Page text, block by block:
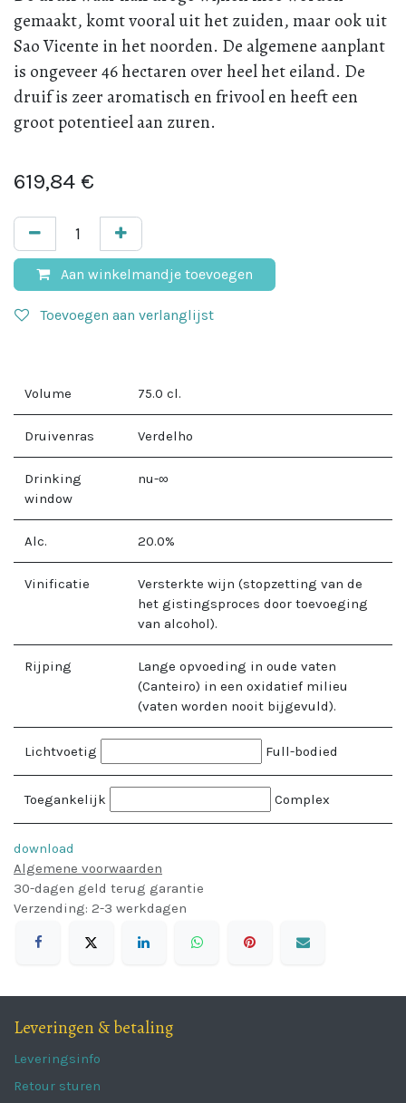
gemaakt, komt vooral uit het zuiden, maar ook uit
Sao Vicente in het noorden. De algemene aanplant
is ongeveer 46 hectaren over heel het eiland. De
druif is zeer aromatisch en frivool en heeft een
groot potentieel aan zuren.
619,84 €
Aan winkelmandje toevoegen
Toevoegen aan verlanglijst
Volume 75.0 cl.
Druivenras Verdelho
Drinking
window
nu-∞
Alc. 20.0%
Vinificatie
Versterkte wijn (stopzetting van de
het gistingsproces door toevoeging
van alcohol).
Rijping
Lange opvoeding in oude vaten
(Canteiro) in een oxidatief milieu
(vaten worden nooit bijgevuld).
Lichtvoetig Full-bodied
Toegankelijk Complex
download
Algemene voorwaarden
30-dagen geld terug garantie
Verzending: 2-3 werkdagen
Leveringen & betaling
Leveringsinfo
Retour sturen